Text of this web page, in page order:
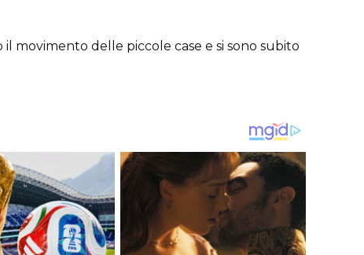
movimento delle piccole case e si sono subito